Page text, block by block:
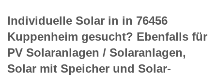
Individuelle Solar in in 76456
Kuppenheim gesucht? Ebenfalls für
PV Solaranlagen / Solaranlagen,
Solar mit Speicher und Solar-